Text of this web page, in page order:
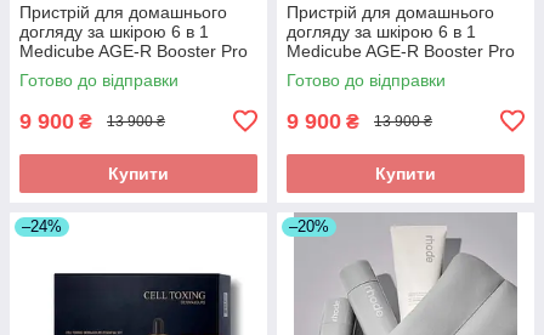
Пристрій для домашнього
догляду за шкірою 6 в 1
Medicube AGE-R Booster Pro
Готово до відправки
9 900 ₴ 13 900 ₴
Купити
Пристрій для домашнього
догляду за шкірою 6 в 1
Medicube AGE-R Booster Pro
Готово до відправки
9 900 ₴ 13 900 ₴
Купити
–24% –20%